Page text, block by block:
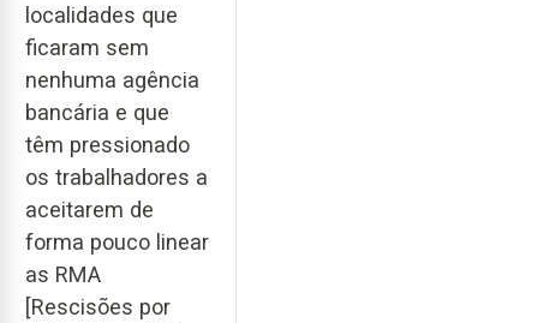
localidades que
ficaram sem
nenhuma agência
bancária e que
têm pressionado
os trabalhadores a
aceitarem de
forma pouco linear
as RMA
[Rescisões por